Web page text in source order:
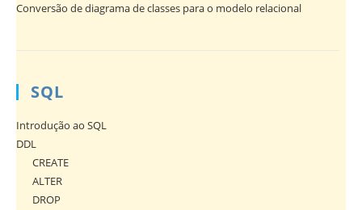
Conversão de diagrama de classes para o modelo relacional
SQL
Introdução ao SQL
DDL
CREATE
ALTER
DROP